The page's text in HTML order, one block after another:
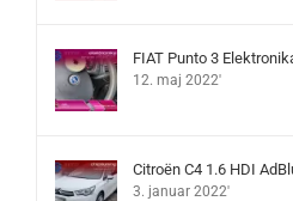
FIAT Punto 3
12. maj 2022'
Citroën C4 1.6 HDI
3. januar 2022'